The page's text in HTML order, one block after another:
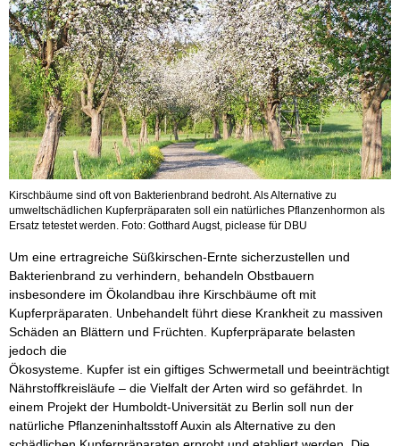
Kirschbäume sind oft von Bakterienbrand bedroht. Als Alternative zu
umweltschädlichen Kupferpräparaten soll ein natürliches Pflanzenhormon als
Ersatz tetestet werden. Foto: Gotthard Augst, piclease für DBU
Um eine ertragreiche Süßkirschen-Ernte sicherzustellen und
Bakterienbrand zu verhindern, behandeln Obstbauern
insbesondere im Ökolandbau ihre Kirschbäume oft mit
Kupferpräparaten. Unbehandelt führt diese Krankheit zu massiven
Schäden an Blättern und Früchten. Kupferpräparate belasten
jedoch die
Ökosysteme. Kupfer ist ein giftiges Schwermetall und beeinträchtigt
Nährstoffkreisläufe – die Vielfalt der Arten wird so gefährdet. In
einem Projekt der Humboldt-Universität zu Berlin soll nun der
natürliche Pflanzeninhaltsstoff Auxin als Alternative zu den